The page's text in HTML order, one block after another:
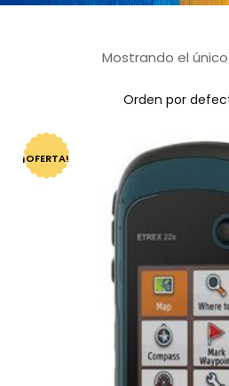
Mostrando el
Orden por
¡OFERTA!